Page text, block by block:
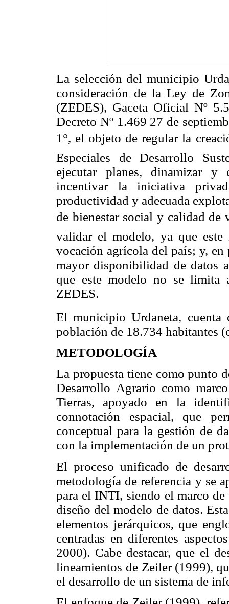
La selección del municipio
consideración de la Ley de
(ZEDES), Gaceta Oficial Nº
Decreto Nº 1.469 27 de
1°, el objeto de regular la
Especiales de Desarrollo
ejecutar planes, dinamizar y
incentivar la iniciativa
productividad y adecuada
de bienestar social y calidad de
validar el modelo, ya que este
vocación agrícola del país; y,
mayor disponibilidad de datos
que este modelo no se limita
ZEDES.
El municipio Urdaneta,
población de 18.734 habitantes
METODOLOGÍA
La propuesta tiene como punto
Desarrollo Agrario como
Tierras, apoyado en la
connotación espacial, que
conceptual para la gestión de
con la implementación de un
El proceso unificado de
metodología de referencia y se
para el INTI, siendo el marco
diseño del modelo de datos.
elementos jerárquicos, que
centradas en diferentes
2000). Cabe destacar, que el
lineamientos de Zeiler (1999),
el desarrollo de un sistema de